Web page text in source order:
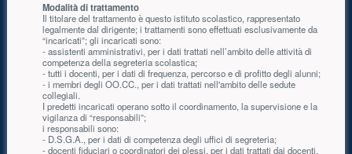
Modalità di trattamento
Il titolare del trattamento è questo istituto scolastico, rappresentato
legalmente dal dirigente; i trattamenti sono effettuati esclusivamente da
“incaricati”; gli incaricati sono:
- assistenti amministrativi, per i dati trattati nell’ambito delle attività di
competenza della segreteria scolastica;
- tutti i docenti, per i dati di frequenza, percorso e di profitto degli alunni;
- i membri degli OO.CC., per i dati trattati nell'ambito delle sedute
collegiali.
I predetti incaricati operano sotto il coordinamento, la supervisione e la
vigilanza di “responsabili”;
i responsabili sono:
- D.S.G.A., per i dati di competenza degli uffici di segreteria;
- docenti fiduciari o coordinatori dei plessi, per i dati trattati dai docenti,